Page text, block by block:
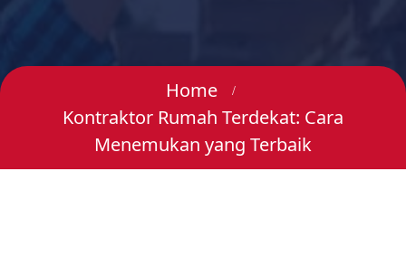
Home
Kontraktor Rumah Terdekat: Cara
Menemukan yang Terbaik